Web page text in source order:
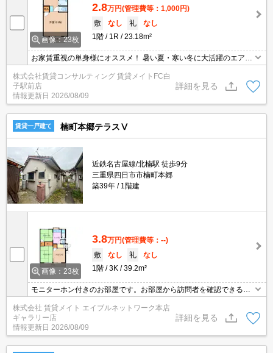
画像：23枚
2.8万円(管理費等：1,000円)
敷
なし 礼
なし
1階
1R 23.18m²
お家賃重視の単身様にオススメ！ 暑い夏・寒い冬に大活躍のエアコ
ン♪エアコン付き物件ならオールシーズン快適に過ごせます◎
株式会社賃貸コンサルティング 賃貸メイトFC白
子駅前店
情報更新日 2026/08/09
詳細を見る
賃貸一戸建て 楠町本郷テラスⅤ
近鉄名古屋線/北楠駅 徒歩9分
三重県四日市市楠町本郷
築39年
1階建
画像：23枚
3.8万円(管理費等：--)
敷
なし 礼
なし
1階
3K 39.2m²
モニターホン付きのお部屋です。お部屋から訪問者を確認できるの
でセキュリティ面はもちろん知らない人やセールスに対応する必要
もありません。
株式会社 賃貸メイト エイブルネットワーク本店
ギャラリー店
情報更新日 2026/08/09
詳細を見る